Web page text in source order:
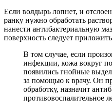
Если волдырь лопнет, и
ранку нужно обработать
нанести антибактериальную
поверхность следует
В том случае, если
инфекции, кожа вокруг
появились гнойные
за помощью к врачу. Он
обработку, назначит
противовоспалительное